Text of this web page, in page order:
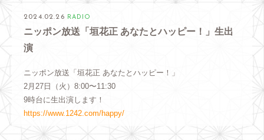
2024.02.26 RADIO
ニッポン放送「垣花正 あなたとハッピー！」生出
演
ニッポン放送「垣花正 あなたとハッピー！」
2月27日（火）8:00〜11:30
9時台に生出演します！
https://www.1242.com/happy/